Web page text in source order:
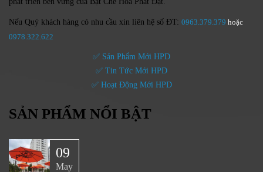
Nếu Quý khách hàng có nhu cầu xin liên hệ số ĐT: 0963.379.379 hoặc
0978.322.622
✅ Sản Phẩm Mới HPD
✅ Tin Tức Mới HPD
✅ Hoạt Động Mới HPD
SẢN PHẨM NỔI BẬT
09
May